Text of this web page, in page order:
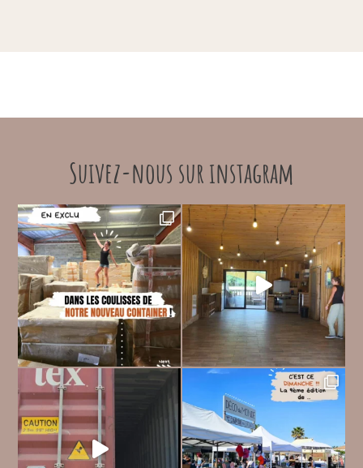
Suivez-nous sur instagram